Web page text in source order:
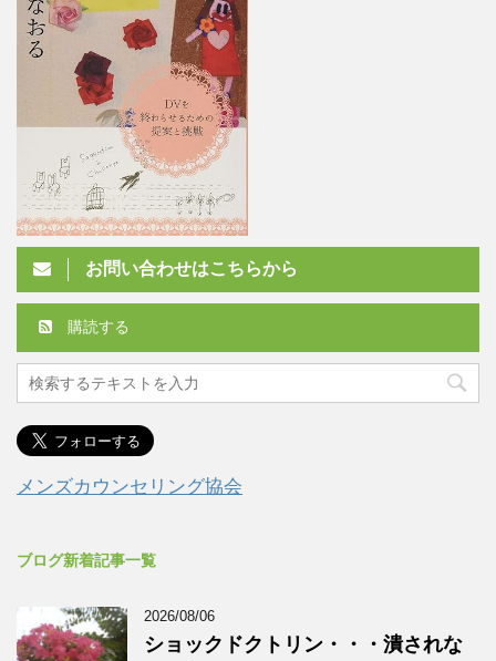
お問い合わせはこちらから
購読する
メンズカウンセリング協会
ブログ新着記事一覧
2026/08/06
ショックドクトリン・・・潰されな